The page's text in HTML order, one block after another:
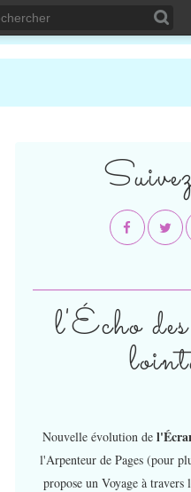
l'Écho
Nouvelle évolution de
l'Arpenteur de Pages (pour
propose un Voyage à